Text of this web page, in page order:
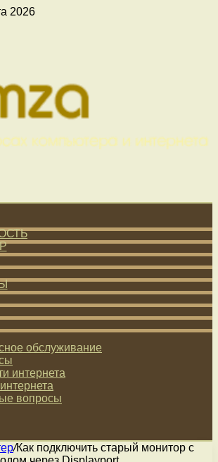
2026
обслуживание
интернета
вопросы
/Как подключить старый монитор с